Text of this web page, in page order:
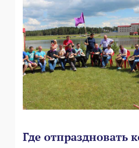
Где отпраздновать